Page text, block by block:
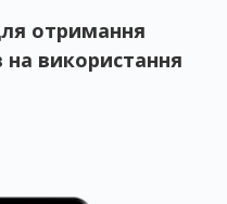
отримання
на використання